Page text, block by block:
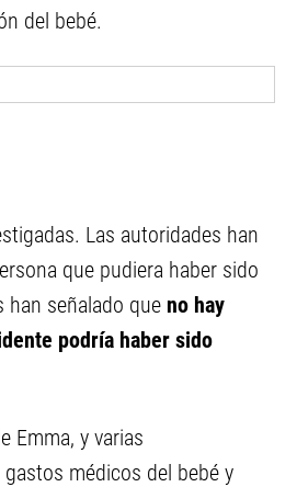
del bebé.
Las autoridades han
que pudiera haber sido
señalado que no hay
podría haber sido
Emma, y varias
médicos del bebé y